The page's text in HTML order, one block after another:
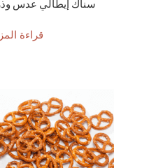
قراءة